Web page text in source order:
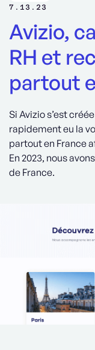
7.13.23
Avizio,
RH et
partout
Si Avizio s’est
rapidement eu la
partout en France
En 2023, nous
de France.